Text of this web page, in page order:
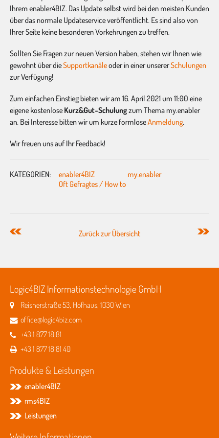
Ihrem enabler4BIZ. Das Update selbst wird bei den meisten Kunden
über das normale Updateservice veröffentlicht. Es sind also von
Ihrer Seite keine besonderen Vorkehrungen zu treffen.
Sollten Sie Fragen zur neuen Version haben, stehen wir Ihnen wie
gewohnt über dieSupportkanäleoder in einer unsererSchulungen
zur Verfügung!
Zum einfachen Einstieg bieten wir am 16. April 2021 um 11:00 eine
eigene kostenlose Kurz&Gut-Schulungzum Thema my.enabler
an. Bei Interesse bitten wir um kurze formloseAnmeldung.
Wir freuen uns auf Ihr Feedback!
KATEGORIEN: enabler4BIZ
my.enabler
Oft Gefragtes / How to
Zurück zur Übersicht
Logic4BIZ Informationstechnologie GmbH
Reisnerstraße 53, Hofhaus, 1030 Wien
office@logic4biz.com
+43 1 877 18 81
+43 1 877 18 81 40
Produkte & Leistungen
enabler4BIZ
rms4BIZ
Leistungen